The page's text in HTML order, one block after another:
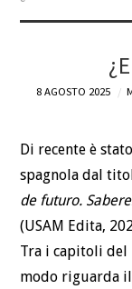
ACQUISTALO
CHI
BLOG
CONTATTI
8 AGOSTO 2025
Di recente è
spagnola dal
de futuro.
(USAM Edita,
Tra i capitoli del
modo riguarda il